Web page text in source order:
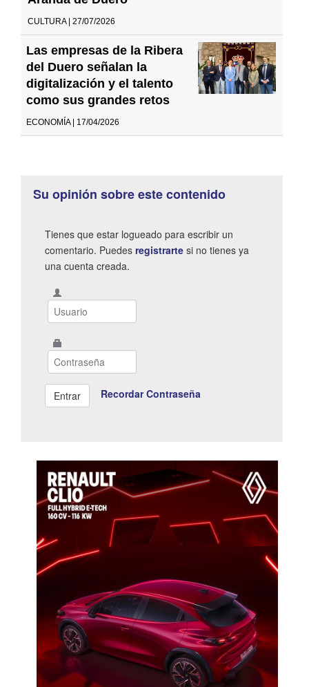
CULTURA | 27/07/2026
Las empresas de la Ribera
del Duero señalan la
digitalización y el talento
como sus grandes retos
ECONOMÍA | 17/04/2026
Su opinión sobre este contenido
Tienes que estar logueado para escribir un
comentario. Puedes registrarte si no tienes ya
una cuenta creada.
Recordar Contraseña